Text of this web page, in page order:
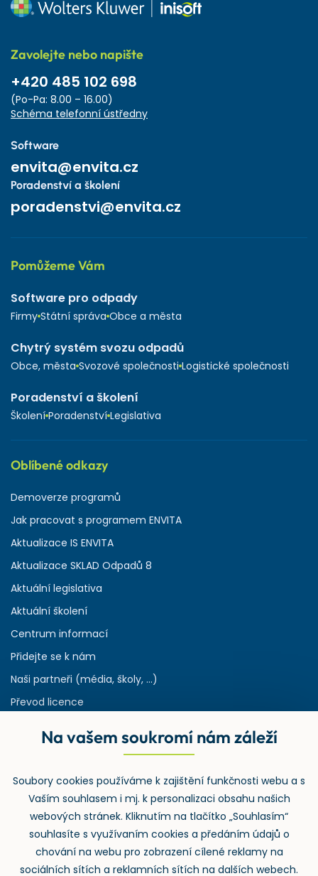
Zavolejte nebo napište
+420 485 102 698
(Po-Pa: 8.00 – 16.00)
Schéma telefonní ústředny
Software
envita@envita.cz
Poradenství a školení
poradenstvi@envita.cz
Pomůžeme Vám
Software pro odpady
Firmy Státní správa Obce a města
Chytrý systém svozu odpadů
Obce, města Svozové společnosti Logistické společnosti
Poradenství a školení
Školení Poradenství Legislativa
Oblíbené odkazy
Demoverze programů
Jak pracovat s programem ENVITA
Aktualizace IS ENVITA
Aktualizace SKLAD Odpadů 8
Aktuální legislativa
Aktuální školení
Centrum informací
Přidejte se k nám
Naši partneři (média, školy, ...)
Převod licence
Rejstřík používaných zkratek v odpadech
Zpětný odběr
Na vašem soukromí nám záleží
Soubory cookies používáme k zajištění funkčnosti webu a s
Vaším souhlasem i mj. k personalizaci obsahu našich
webových stránek. Kliknutím na tlačítko „Souhlasím“
souhlasíte s využívaním cookies a předáním údajů o
chování na webu pro zobrazení cílené reklamy na
sociálních sítích a reklamních sítích na dalších webech.